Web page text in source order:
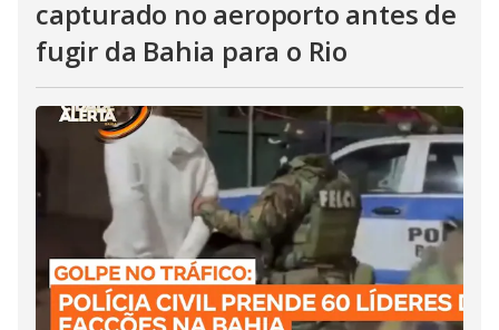
capturado no aeroporto antes de
fugir da Bahia para o Rio